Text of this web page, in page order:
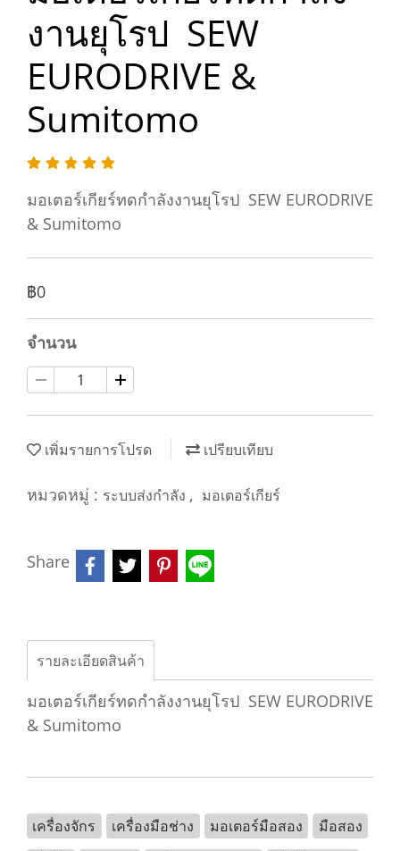
งานยุโรป SEW
EURODRIVE &
Sumitomo
มอเตอร์เกียร์ทดกำลังงานยุโรป SEW EURODRIVE
& Sumitomo
฿0
จำนวน
เพิ่มรายการโปรด เปรียบเทียบ
หมวดหมู่ : ระบบส่งกำลัง , มอเตอร์เกียร์
Share
รายละเอียดสินค้า
มอเตอร์เกียร์ทดกำลังงานยุโรป SEW EURODRIVE
& Sumitomo
เครื่องจักร เครื่องมือช่าง มอเตอร์มือสอง
มือสอง